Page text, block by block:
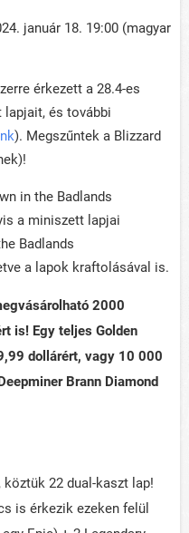
január 18. 19:00 (magyar
érkezett a 28.4-es
lapjait, és további
). Megszűntek a Blizzard
in the Badlands
a miniszett lapjai
Badlands
a lapok kraftolásával is.
2000
is! Egy teljes Golden
dollárért, vagy 10 000
Brann Diamond
22 dual-kaszt lap!
is érkezik ezeken felül